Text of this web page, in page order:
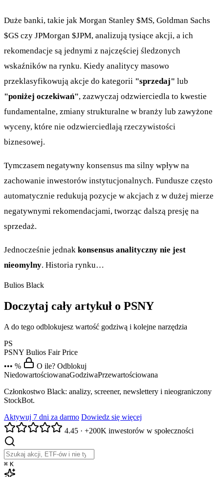
Duże banki, takie jak Morgan Stanley $MS, Goldman Sachs
$GS czy JPMorgan $JPM, analizują tysiące akcji, a ich
rekomendacje są jednymi z najczęściej śledzonych
wskaźników na rynku. Kiedy analitycy masowo
przeklasyfikowują akcje do kategorii "sprzedaj" lub
"poniżej oczekiwań", zazwyczaj odzwierciedla to kwestie
fundamentalne, zmiany strukturalne w branży lub zawyżone
wyceny, które nie odzwierciedlają rzeczywistości
biznesowej.
Tymczasem negatywny konsensus ma silny wpływ na
zachowanie inwestorów instytucjonalnych. Fundusze często
automatycznie redukują pozycje w akcjach z w dużej mierze
negatywnymi rekomendacjami, tworząc dalszą presję na
sprzedaż.
Jednocześnie jednak konsensus analityczny nie jest
nieomylny. Historia rynku…
Bulios Black
Doczytaj cały artykuł o PSNY
A do tego odblokujesz wartość godziwą i kolejne narzędzia
PS
PSNY Bulios Fair Price
••• %
O ile? Odblokuj
NiedowartościowanaGodziwaPrzewartościowana
Członkostwo Black: analizy, screener, newslettery i nieograniczony
StockBot.
Aktywuj 7 dni za darmo Dowiedz się więcej
4.45 · +200K inwestorów w społeczności
⌘ K